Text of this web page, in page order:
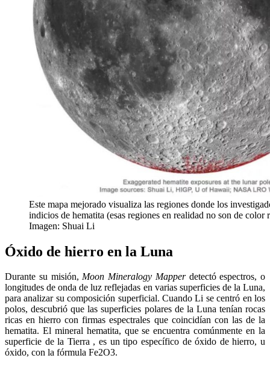
Este mapa mejorado visualiza las regiones donde los
indicios de hematita (esas regiones en realidad no son de color
Imagen: Shuai Li
Óxido de hierro en la Luna
Durante su misión,Moon Mineralogy Mapperdetectó espectros, o
longitudes de onda de luz reflejadas en varias superficies de la Luna,
para analizar su composición superficial. Cuando Li se centró en los
polos, descubrió que las superficies polares de la Luna tenían rocas
ricas en hierro con firmas espectrales que coincidían con las de la
hematita. El mineral hematita, que se encuentra comúnmente en la
superficie de la Tierra , es un tipo específico de óxido de hierro, u
óxido, con la fórmula Fe2O3.